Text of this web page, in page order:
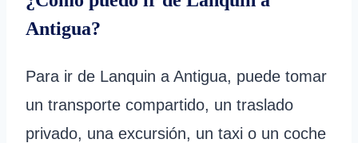
Antigua?
Para ir de Lanquin a Antigua, puede tomar
un transporte compartido, un traslado
privado, una excursión, un taxi o un coche